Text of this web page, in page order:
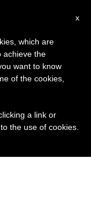
x
which are
achieve the
want to know
of the cookies,
a link or
the use of cookies.